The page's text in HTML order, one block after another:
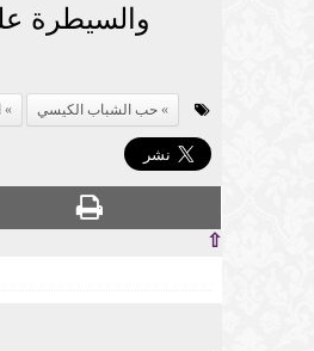
والسيطرة
حب الشباب الكيسي
⇧